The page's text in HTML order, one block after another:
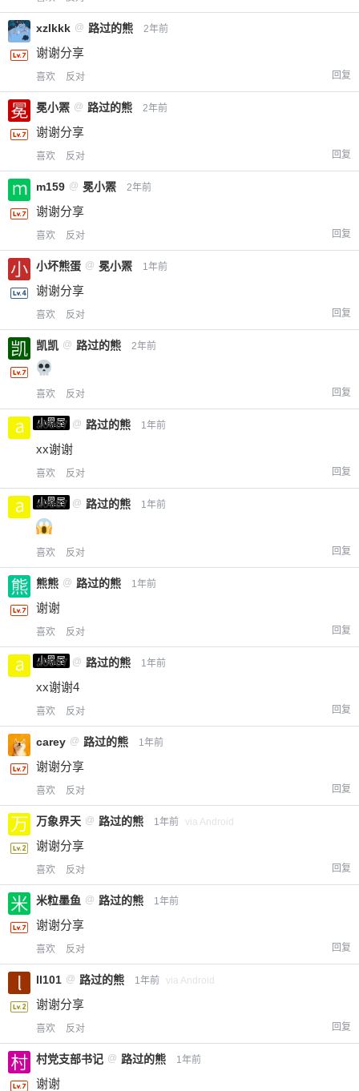
¥
立刻支付
xzlkkk @ 路过的熊 2年前
谢谢分享
喜欢 反对 回复
冕小罴 @ 路过的熊 2年前
谢谢分享
喜欢 反对 回复
m159 @ 冕小罴 2年前
谢谢分享
喜欢 反对 回复
小坏熊蛋 @ 冕小罴 1年前
谢谢分享
喜欢 反对 回复
凯凯 @ 路过的熊 2年前
喜欢 反对 回复
小黑屋
a0987 @ 路过的熊 1年前
xx谢谢
喜欢 反对 回复
小黑屋
a0987 @ 路过的熊 1年前
喜欢 反对 回复
熊熊 @ 路过的熊 1年前
谢谢
喜欢 反对 回复
小黑屋
a0987 @ 路过的熊 1年前
xx谢谢4
喜欢 反对 回复
carey @ 路过的熊 1年前
谢谢分享
喜欢 反对 回复
万象界天 @ 路过的熊 1年前 via Android
谢谢分享
喜欢 反对 回复
米粒墨鱼 @ 路过的熊 1年前
谢谢分享
喜欢 反对 回复
ll101 @ 路过的熊 1年前 via Android
谢谢分享
喜欢 反对 回复
村党支部书记 @ 路过的熊 1年前
谢谢
您没有权限发布内容，请购买会员或者提升权
限。
忘记密码？找回 已有帐号？登录